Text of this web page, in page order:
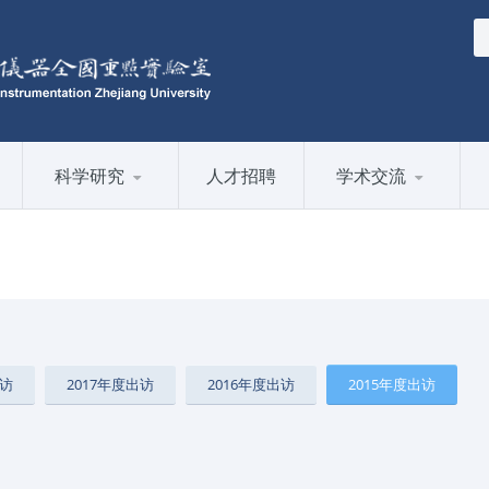
科学研究 人才招聘 学术交流
2017年度出访 2016年度出访 2015年度出访